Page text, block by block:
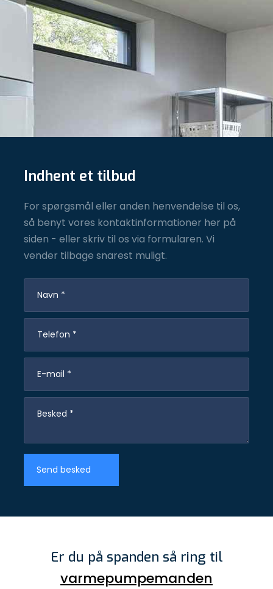
Indhent et tilbud
For spørgsmål eller anden henvendelse til os,
så benyt vores kontaktinformationer her på
siden - eller skriv til os via formularen. Vi
vender tilbage snarest muligt.
Er du på spanden så ring til
varmepumpemanden​